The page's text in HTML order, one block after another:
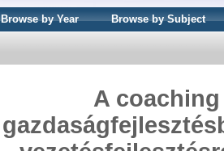
Browse by Year Browse by Subject
A